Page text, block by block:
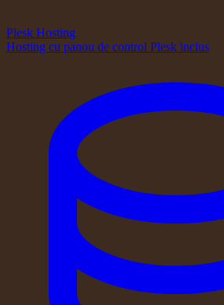
Plesk Hosting
Hosting cu panou de control Plesk inclus